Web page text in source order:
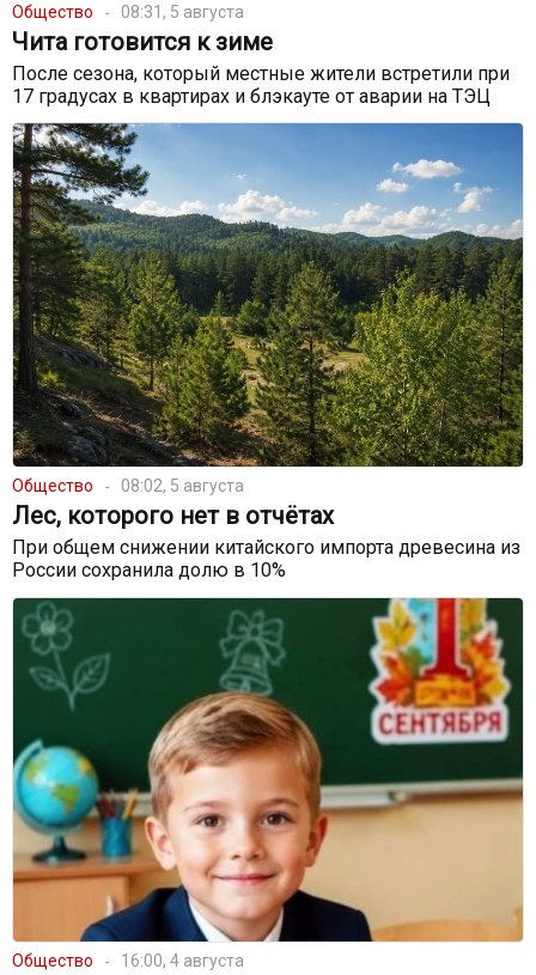
Общество 08:31, 5 августа
Чита готовится к зиме
После сезона, который местные жители встретили при
17 градусах в квартирах и блэкауте от аварии на ТЭЦ
Общество 08:02, 5 августа
Лес, которого нет в отчётах
При общем снижении китайского импорта древесина из
России сохранила долю в 10%
Общество 16:00, 4 августа